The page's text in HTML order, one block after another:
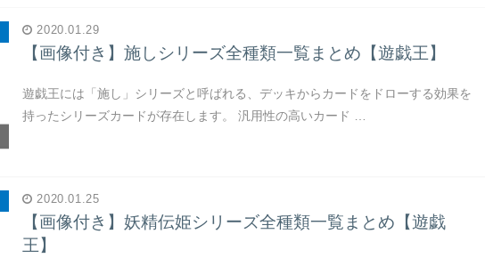
2020.01.29
【画像付き】施しシリーズ全種類一覧まとめ【遊戯王】
遊戯王には「施し」シリーズと呼ばれる、デッキからカードをドローする効果を
持ったシリーズカードが存在します。 汎用性の高いカード …
2020.01.25
【画像付き】妖精伝姫シリーズ全種類一覧まとめ【遊戯
王】